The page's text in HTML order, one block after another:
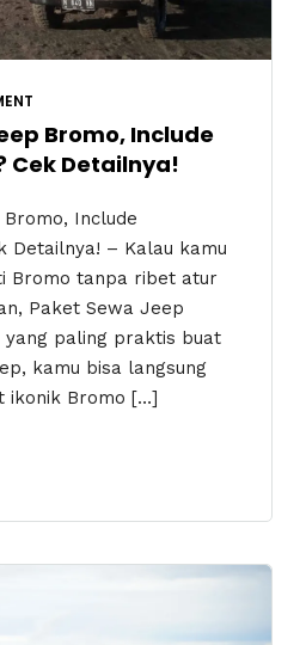
Bromo, Include
Cek Detailnya!
Include
Detailnya! – Kalau kamu
Bromo tanpa ribet atur
Paket Sewa Jeep
yang paling praktis buat
kamu bisa langsung
ikonik Bromo […]